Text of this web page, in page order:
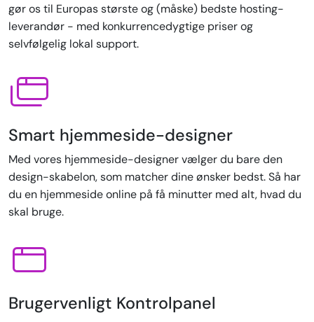
gør os til Europas største og (måske) bedste hosting-
leverandør - med konkurrencedygtige priser og
selvfølgelig lokal support.
Smart hjemmeside-designer
Med vores hjemmeside-designer vælger du bare den
design-skabelon, som matcher dine ønsker bedst. Så har
du en hjemmeside online på få minutter med alt, hvad du
skal bruge.
Brugervenligt Kontrolpanel